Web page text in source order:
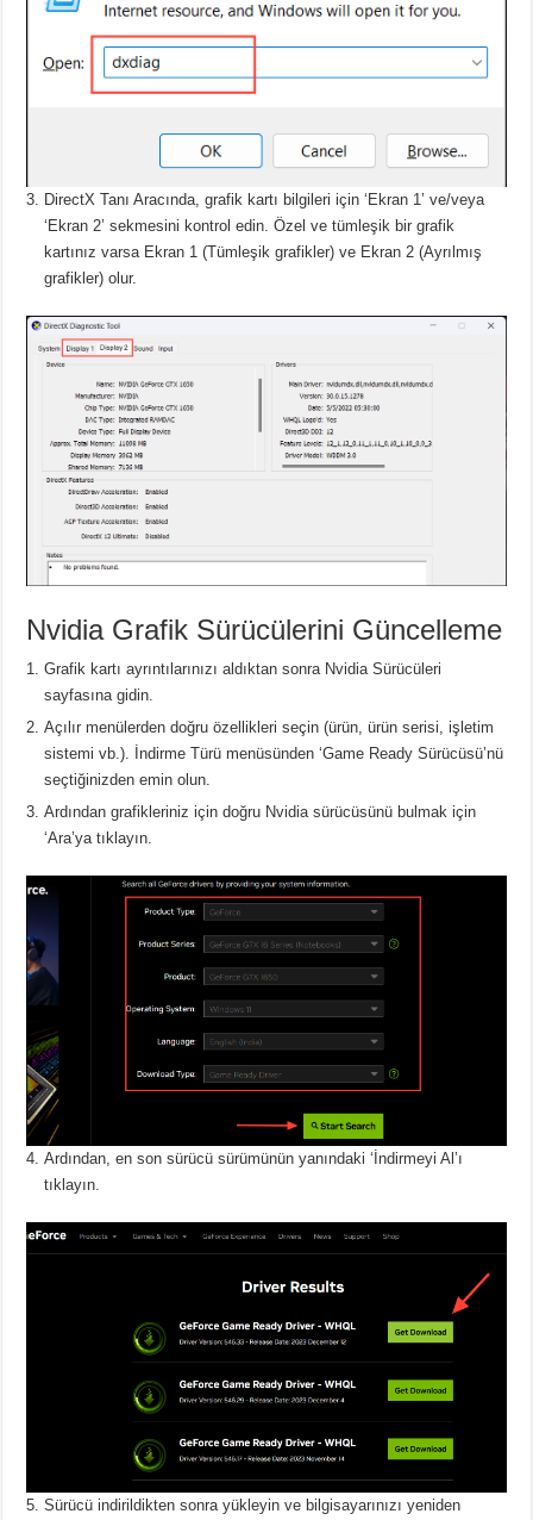
DirectX Tanı Aracında, grafik kartı bilgileri için ‘Ekran 1’ ve/veya
‘Ekran 2’ sekmesini kontrol edin.Özel ve tümleşik bir grafik
kartınız varsa Ekran 1 (Tümleşik grafikler) ve Ekran 2 (Ayrılmış
grafikler) olur.
Nvidia Grafik Sürücülerini Güncelleme
Grafik kartı ayrıntılarınızı aldıktan sonra Nvidia Sürücüleri
sayfasına gidin.
Açılır menülerden doğru özellikleri seçin (ürün, ürün serisi, işletim
sistemi vb.). İndirme Türü menüsünden ‘Game Ready Sürücüsü’nü
seçtiğinizden emin olun.
Ardından grafikleriniz için doğru Nvidia sürücüsünü bulmak için
‘Ara’ya tıklayın.
Ardından, en son sürücü sürümünün yanındaki ‘İndirmeyi Al’ı
tıklayın.
Sürücü indirildikten sonra yükleyin ve bilgisayarınızı yeniden